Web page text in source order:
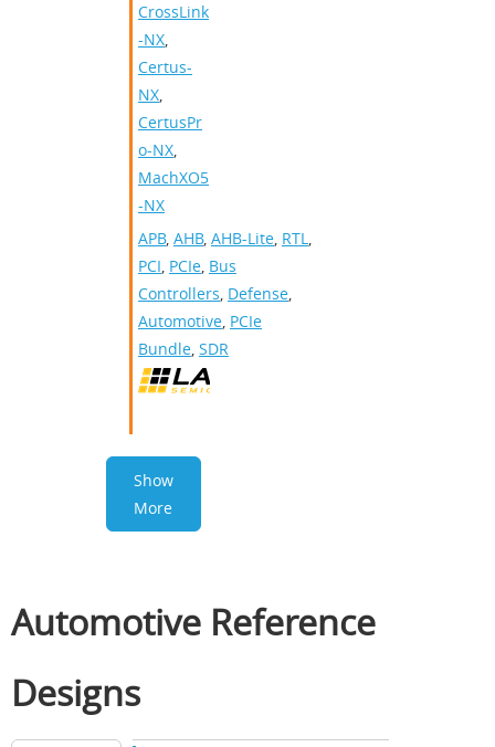
CrossLink
-NX,
Certus-
NX,
CertusPr
o-NX,
MachXO5
-NX
APB, AHB, AHB-Lite, RTL,
PCI, PCIe, Bus
Controllers, Defense,
Automotive, PCIe
Bundle, SDR
Show
More
Automotive Reference
Designs